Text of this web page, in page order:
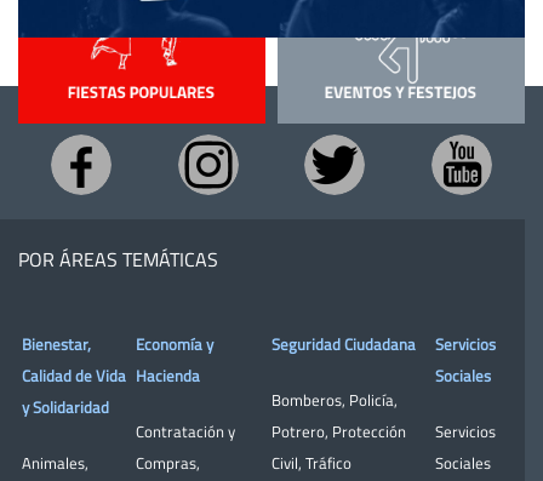
POR ÁREAS TEMÁTICAS
Bienestar,
Calidad de Vida
y Solidaridad
Animales,
Economía y
Hacienda
Contratación y
Compras,
Seguridad Ciudadana
Bomberos, Policía,
Potrero, Protección
Civil, Tráfico
Servicios
Sociales
Servicios
Sociales